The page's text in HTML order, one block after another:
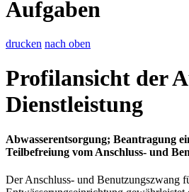
Aufgaben
drucken nach oben
Profilansicht der
Dienstleistung
Abwasserentsorgung; Beantragung
Teilbefreiung vom Anschluss- und
Der Anschluss- und Benutzungszwang